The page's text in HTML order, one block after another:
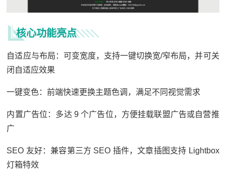
核心功能亮点
自适应与布局：可变宽度，支持一键切换宽/窄布局，并可关
闭自适应效果
一键变色：前端快速更换主题色调，满足不同视觉需求
内置广告位：多达 9 个广告位，方便挂载联盟广告或自营推
广
SEO 友好：兼容第三方 SEO 插件，文章插图支持 Lightbox
灯箱特效